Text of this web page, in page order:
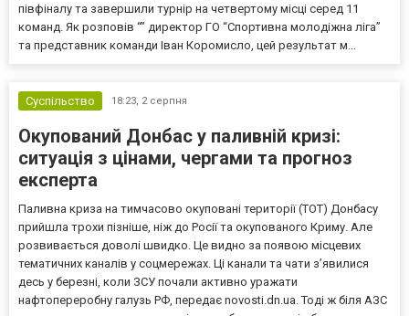
півфіналу та завершили турнір на четвертому місці серед 11
команд. Як розповів “” директор ГО “Спортивна молодіжна ліга”
та представник команди Іван Коромисло, цей результат м...
Суспільство 18:23, 2 серпня
Окупований Донбас у паливній кризі:
ситуація з цінами, чергами та прогноз
експерта
Паливна криза на тимчасово окуповані території (ТОТ) Донбасу
прийшла трохи пізніше, ніж до Росії та окупованого Криму. Але
розвивається доволі швидко. Це видно за появою місцевих
тематичних каналів у соцмережах. Ці канали та чати з’явилися
десь у березні, коли ЗСУ почали активно уражати
нафтопереробну галузь РФ, передає novosti.dn.ua. Тоді ж біля АЗС